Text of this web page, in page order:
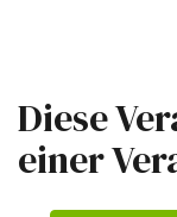
Diese
einer